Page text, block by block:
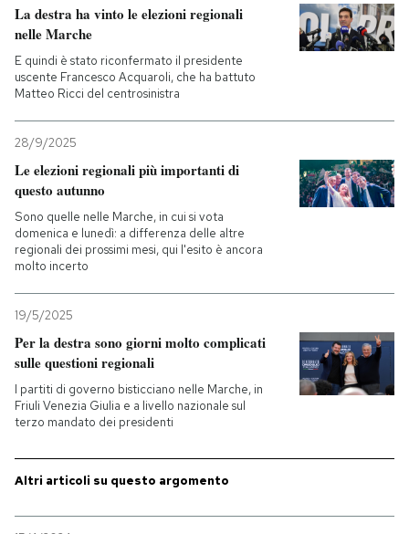
AREA PERSONALE
Entra
La destra ha vinto le elezioni regionali
nelle Marche
E quindi è stato riconfermato il presidente
uscente Francesco Acquaroli, che ha battuto
Matteo Ricci del centrosinistra
28/9/2025
Le elezioni regionali più importanti di
questo autunno
Sono quelle nelle Marche, in cui si vota
domenica e lunedì: a differenza delle altre
regionali dei prossimi mesi, qui l'esito è ancora
molto incerto
19/5/2025
Per la destra sono giorni molto complicati
sulle questioni regionali
I partiti di governo bisticciano nelle Marche, in
Friuli Venezia Giulia e a livello nazionale sul
terzo mandato dei presidenti
Altri articoli su questo argomento